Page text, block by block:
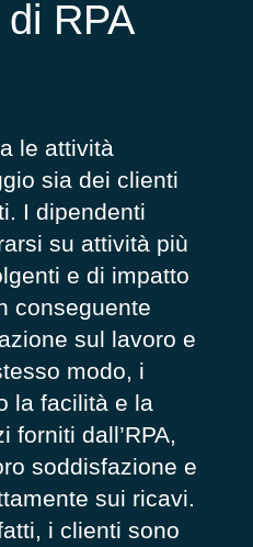
RPA
le attività
sia dei clienti
I dipendenti
su attività più
e di impatto
conseguente
sul lavoro e
modo, i
la facilità e la
forniti dall’RPA,
soddisfazione e
sui ricavi.
i clienti sono